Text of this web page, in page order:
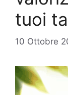
tuoi
10 Ottobre